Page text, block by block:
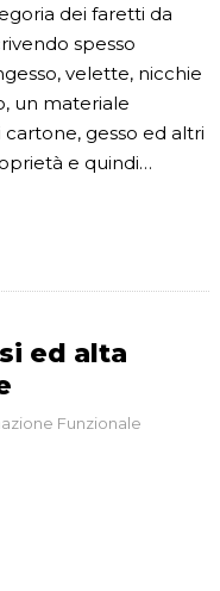
dei faretti da
spesso
velette, nicchie
un materiale
gesso ed altri
e quindi…
ed alta
Funzionale